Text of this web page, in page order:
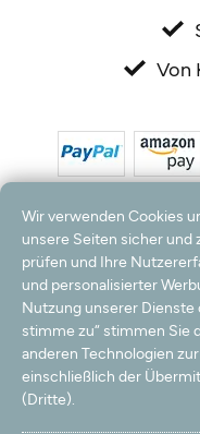
Von
*Alle Preise inkl. MwSt. und zzgl.
nur
Hinweis:
Wir nutzen Ihre E-Mail
werden können. Ihre
© 2003 - 2026 Rudolf Hossdorf
Wir verwenden Cookies
unsere Seiten sicher und
prüfen und Ihre
und personalisierter
Nutzung unserer Dienste
stimme zu“ stimmen Sie
anderen Technologien
einschließlich der
(Dritte).